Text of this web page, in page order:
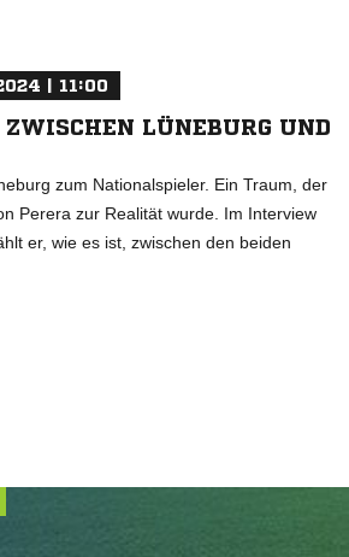
| 11:00
ZWISCHEN LÜNEBURG UND
zum Nationalspieler. Ein Traum, der
Perera zur Realität wurde. Im Interview
er, wie es ist, zwischen den beiden